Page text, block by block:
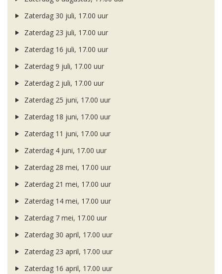
Zaterdag 30 juli, 17.00 uur
Zaterdag 23 juli, 17.00 uur
Zaterdag 16 juli, 17.00 uur
Zaterdag 9 juli, 17.00 uur
Zaterdag 2 juli, 17.00 uur
Zaterdag 25 juni, 17.00 uur
Zaterdag 18 juni, 17.00 uur
Zaterdag 11 juni, 17.00 uur
Zaterdag 4 juni, 17.00 uur
Zaterdag 28 mei, 17.00 uur
Zaterdag 21 mei, 17.00 uur
Zaterdag 14 mei, 17.00 uur
Zaterdag 7 mei, 17.00 uur
Zaterdag 30 april, 17.00 uur
Zaterdag 23 april, 17.00 uur
Zaterdag 16 april, 17.00 uur